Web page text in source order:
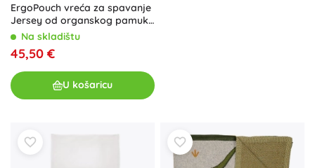
ErgoPouch vreća za spavanje
Jersey od organskog pamuka
Oatmeal Marle 0,2 TOG (8–24
Na skladištu
45,50 €
U košaricu